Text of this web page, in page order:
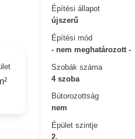
Építési állapot
újszerű
Építési mód
- nem meghatározott -
Szobák száma
4 szoba
Bútorozottság
nem
Épület szintje
2.